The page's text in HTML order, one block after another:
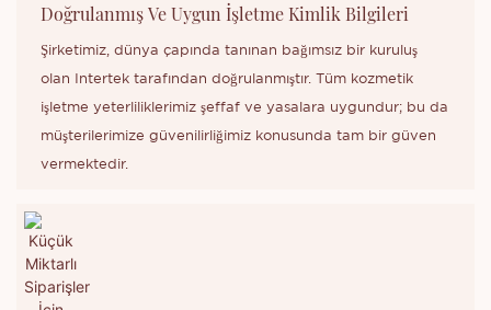
Doğrulanmış Ve Uygun İşletme Kimlik Bilgileri
Şirketimiz, dünya çapında tanınan bağımsız bir kuruluş
olan Intertek tarafından doğrulanmıştır. Tüm kozmetik
işletme yeterliliklerimiz şeffaf ve yasalara uygundur; bu da
müşterilerimize güvenilirliğimiz konusunda tam bir güven
vermektedir.